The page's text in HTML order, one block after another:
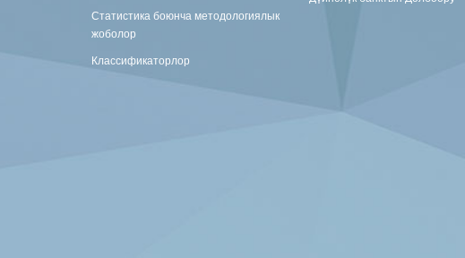
Статистика боюнча методологиялык
жоболор
Классификаторлор